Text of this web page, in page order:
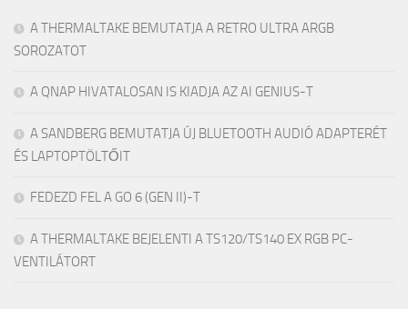
A THERMALTAKE BEMUTATJA A RETRO ULTRA ARGB
SOROZATOT
A QNAP HIVATALOSAN IS KIADJA AZ AI GENIUS-T
A SANDBERG BEMUTATJA ÚJ BLUETOOTH AUDIÓ ADAPTERÉT
ÉS LAPTOPTÖLTŐIT
FEDEZD FEL A GO 6 (GEN II)-T
A THERMALTAKE BEJELENTI A TS120/TS140 EX RGB PC-
VENTILÁTORT